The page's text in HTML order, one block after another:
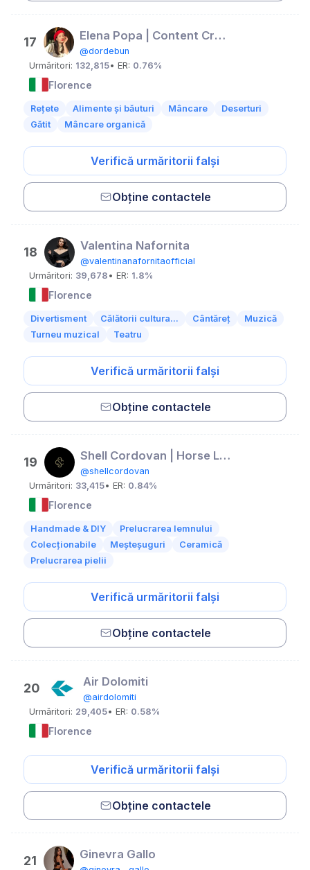
17 Elena Popa | Content Creator | Food Vlogger MD🇲🇩
@dordebun
Urmăritori: 132,815• ER: 0.76%
Florence
Rețete Alimente și băuturi Mâncare
Deserturi
Gătit
Mâncare organică
Verifică urmăritorii falși
Obține contactele
18 Valentina Nafornita
@valentinanafornitaofficial
Urmăritori: 39,678 • ER: 1.8%
Florence
Divertisment Călătorii cultura... Cântăreț
Muzică
Turneu muzical
Teatru
Verifică urmăritorii falși
Obține contactele
19 Shell Cordovan | Horse Leather
@shellcordovan
Urmăritori: 33,415• ER: 0.84%
Florence
Handmade & DIY
Prelucrarea lemnului
Colecționabile
Meșteșuguri
Ceramică
Prelucrarea pielii
Verifică urmăritorii falși
Obține contactele
20 Air Dolomiti
@airdolomiti
Urmăritori: 29,405• ER: 0.58%
Florence
Verifică urmăritorii falși
Obține contactele
21 Ginevra Gallo